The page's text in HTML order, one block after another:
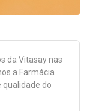
da Vitasaynas
a Farmácia
qualidade do